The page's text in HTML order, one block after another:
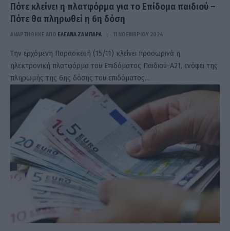
Πότε κλείνει η πλατφόρμα για το Επίδομα παιδιού –
Πότε θα πληρωθεί η 6η δόση
ΑΝΑΡΤΗΘΗΚΕ ΑΠΟ ΕΛΕΑΝΑ ΖΑΜΠΑΡΑ 11 ΝΟΕΜΒΡΊΟΥ 2024
Την ερχόμενη Παρασκευή (15/11) κλείνει προσωρινά η
ηλεκτρονική πλατφόρμα του Επιδόματος Παιδιού-Α21, ενόψει της
πληρωμής της 6ης δόσης του επιδόματος…